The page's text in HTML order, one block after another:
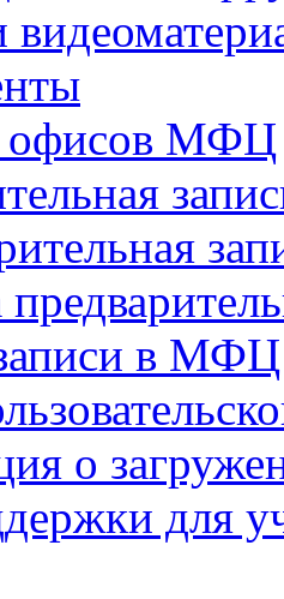
офисов МФЦ
в МФЦ
о
для